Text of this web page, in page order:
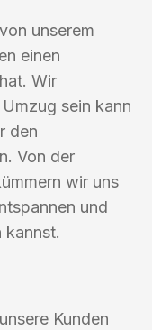
unserem
einen
Wir
sein kann
den
Von der
wir uns
und
kannst.
Kunden